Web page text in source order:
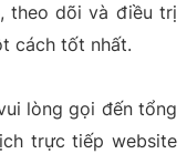
theo dõi và điều trị
cách tốt nhất.
lòng gọi đến tổng
trực tiếp website